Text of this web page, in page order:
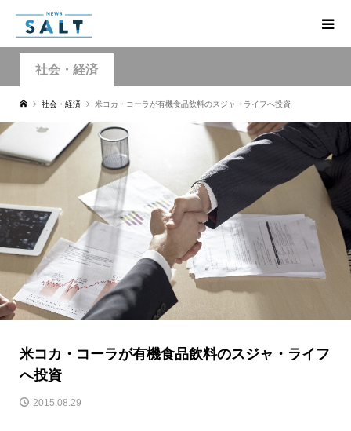
社会・経済
社会・経済 米コカ・コーラが有機食品飲料のスジャ・ライフへ投資
米コカ・コーラが有機食品飲料のスジャ・ライフ
へ投資
2015.08.29